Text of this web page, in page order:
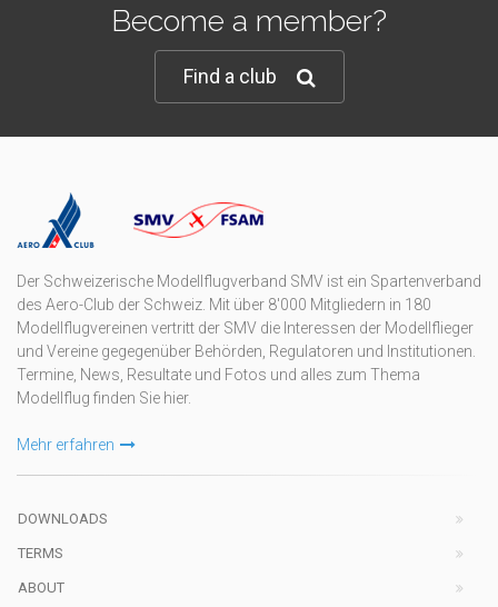
Become a member?
Find a club
Der Schweizerische Modellflugverband SMV ist ein Spartenverband
des Aero-Club der Schweiz. Mit über 8'000 Mitgliedern in 180
Modellflugvereinen vertritt der SMV die Interessen der Modellflieger
und Vereine gegegenüber Behörden, Regulatoren und Institutionen.
Termine, News, Resultate und Fotos und alles zum Thema
Modellflug finden Sie hier.
Mehr erfahren
DOWNLOADS
TERMS
ABOUT